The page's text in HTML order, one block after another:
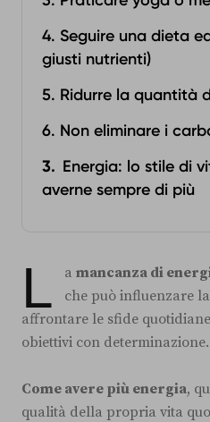
4. Seguire una dieta
giusti nutrienti)
5. Ridurre la quantità
6. Non eliminare i
Energia: lo stile di
averne sempre di più
L a mancanza di
che può influenzare
affrontare le sfide
obiettivi con determinazione.
Come avere più energia,
qualità della propria vita